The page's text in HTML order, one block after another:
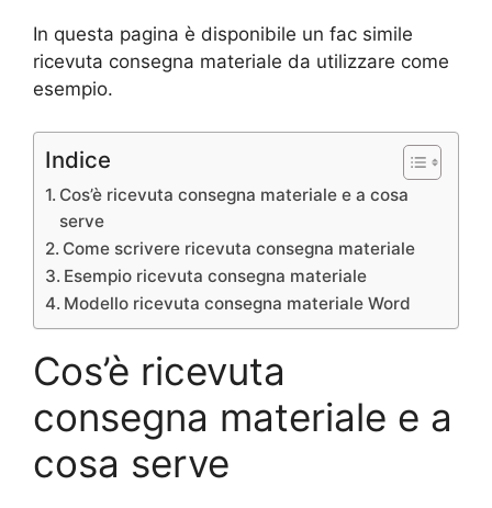
In questa pagina è disponibile un fac simile
ricevuta consegna materiale da utilizzare come
esempio.
Indice
Cos’è ricevuta consegna materiale e a cosa
serve
Come scrivere ricevuta consegna materiale
Esempio ricevuta consegna materiale
Modello ricevuta consegna materiale Word
Cos’è ricevuta
consegna materiale e a
cosa serve